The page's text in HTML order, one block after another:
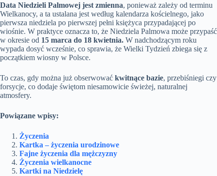
Data Niedzieli Palmowej jest zmienna, ponieważ zależy od terminu
Wielkanocy, a ta ustalana jest według kalendarza kościelnego, jako
pierwsza niedziela po pierwszej pełni księżyca przypadającej po
wiośnie. W praktyce oznacza to, że Niedziela Palmowa może przypaść
w okresie od 15 marca do 18 kwietnia. W nadchodzącym roku
wypada dosyć wcześnie, co sprawia, że Wielki Tydzień zbiega się z
początkiem wiosny w Polsce.
To czas, gdy można już obserwować kwitnące bazie, przebiśniegi czy
forsycje, co dodaje świętom niesamowicie świeżej, naturalnej
atmosfery.
Powiązane wpisy:
Życzenia
Kartka – życzenia urodzinowe
Fajne życzenia dla mężczyzny
Życzenia wielkanocne
Kartki na Niedzielę